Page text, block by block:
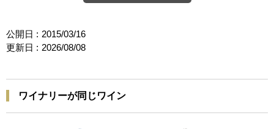
公開日 : 2015/03/16
更新日 : 2026/08/08
ワイナリーが同じワイン